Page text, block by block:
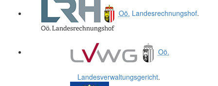
Oö. Landesrechnungshof.
Oö.
Landesverwaltungsgericht.